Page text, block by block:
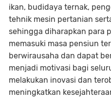
ikan, budidaya ternak,
tehnik mesin pertanian
sehingga diharapkan para
memasuki masa pensiun
berwirausaha dan dapat
menjadi motivasi bagi
melakukan inovasi dan
meningkatkan